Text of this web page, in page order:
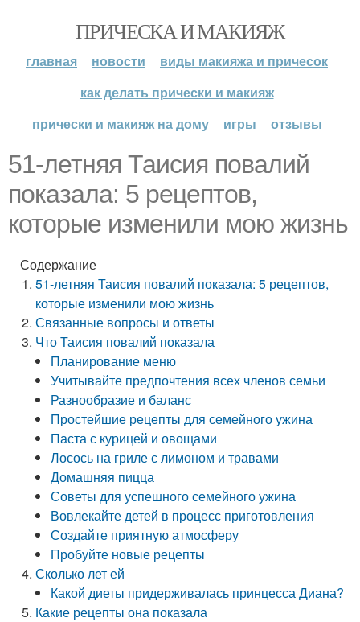
ПРИЧЕСКА И МАКИЯЖ
главная новости
виды макияжа и причесок
как делать прически и макияж
прически и макияж на дому
игры отзывы
51-летняя Таисия повалий
показала: 5 рецептов,
которые изменили мою жизнь
Содержание
51-летняя Таисия повалий показала: 5 рецептов,
которые изменили мою жизнь
Связанные вопросы и ответы
Что Таисия повалий показала
Планирование меню
Учитывайте предпочтения всех членов семьи
Разнообразие и баланс
Простейшие рецепты для семейного ужина
Паста с курицей и овощами
Лосось на гриле с лимоном и травами
Домашняя пицца
Советы для успешного семейного ужина
Вовлекайте детей в процесс приготовления
Создайте приятную атмосферу
Пробуйте новые рецепты
Сколько лет ей
Какой диеты придерживалась принцесса Диана?
Какие рецепты она показала